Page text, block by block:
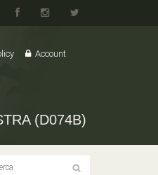
Account
(D074B)